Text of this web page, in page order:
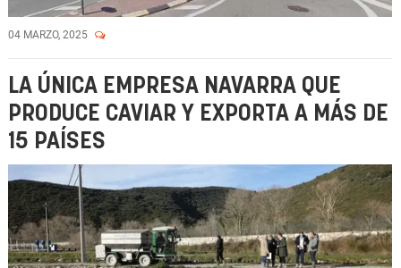
04 MARZO, 2025
LA ÚNICA EMPRESA NAVARRA QUE
PRODUCE CAVIAR Y EXPORTA A MÁS DE
15 PAÍSES